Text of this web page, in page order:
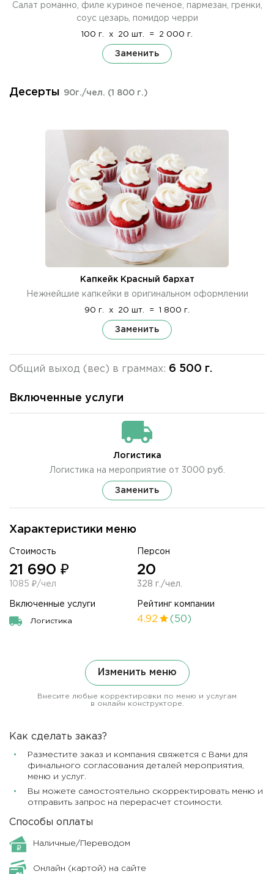
Характеристики меню
Стоимость
21 690 ₽
1085 ₽/чел
Персон
20
328 г./чел.
Включенные услуги
Логистика
Рейтинг компании
4.92 (50)
Cалат романно, филе куриное печеное, пармезан, гренки,
соус цезарь, помидор черри
100 г. x 20 шт. = 2 000 г.
Заменить
Десерты 90г./чел. (1 800 г.)
Капкейк Красный бархат
Нежнейшие капкейки в оригинальном оформлении
90 г. x 20 шт. = 1 800 г.
Заменить
Общий выход (вес) в граммах: 6 500 г.
Изменить меню
Внесите любые корректировки по меню и услугам
в онлайн конструкторе.
Включенные услуги
Логистика
Логистика на мероприятие от 3000 руб.
Заменить
Как сделать заказ?
Разместите заказ и компания свяжется с Вами для
финального согласования деталей мероприятия,
меню и услуг.
Вы можете самостоятельно скорректировать меню и
отправить запрос на перерасчет стоимости.
Способы оплаты
Наличные/Переводом
Онлайн (картой) на сайте